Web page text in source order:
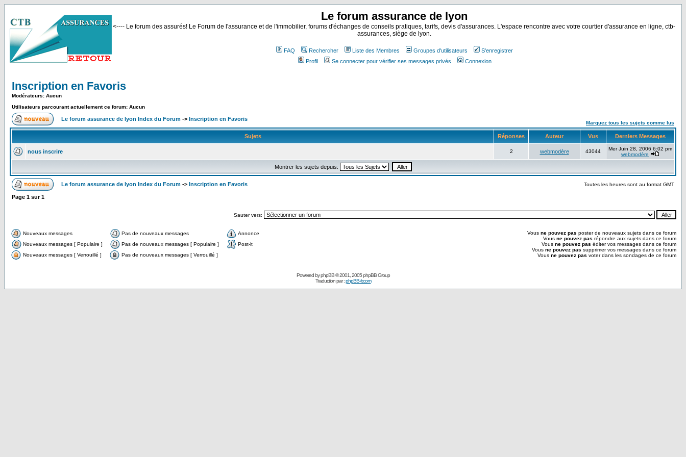
Le forum assurance de lyon
<---- Le forum des assurés! Le Forum de l'assurance et de l'immobilier, forums d'échanges de conseils pratiques, tarifs, devis d'assurances. L'espace rencontre avec votre courtier d'assurance en ligne, ctb-
assurances, siège de lyon.
FAQ Rechercher Liste des Membres Groupes d'utilisateurs
S'enregistrer
Profil
Se connecter pour vérifier ses messages privés Connexion
Inscription en Favoris
Modérateurs: Aucun
Utilisateurs parcourant actuellement ce forum: Aucun
Le forum assurance de lyon Index du Forum -> Inscription en Favoris
Marquez tous les sujets comme lus
Sujets Réponses Auteur Vus Derniers Messages
nous inscrire 2 webmodère 43044
Mer Juin 28, 2006 6:02 pm
webmodère
Montrer les sujets depuis:
Le forum assurance de lyon Index du Forum -> Inscription en Favoris Toutes les heures sont au format GMT
Page 1 sur1
Sauter vers:
Nouveaux messages Pas de nouveaux messages
Annonce
Nouveaux messages [ Populaire ]
Pas de nouveaux messages [ Populaire ]
Post-it
Nouveaux messages [ Verrouillé ]
Pas de nouveaux messages [ Verrouillé ]
Vous ne pouvez pas poster de nouveaux sujets dans ce forum
Vous ne pouvez pas répondre aux sujets dans ce forum
Vous ne pouvez pas éditer vos messages dans ce forum
Vous ne pouvez pas supprimer vos messages dans ce forum
Vous ne pouvez pas voter dans les sondages de ce forum
Powered byphpBB© 2001, 2005 phpBB Group
Traduction par :phpBB-fr.com